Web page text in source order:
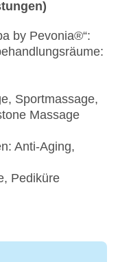
by Pevonia®“:
Sportmassage,
Massage
Anti-Aging,
Pediküre